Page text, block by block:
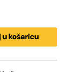
u košaricu